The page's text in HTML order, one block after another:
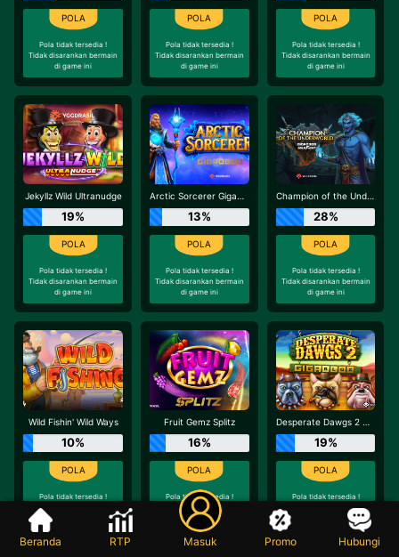
Pola tidak tersedia !
Tidak disarankan bermain
di game ini
Pola tidak tersedia !
Tidak disarankan bermain
di game ini
Pola tidak tersedia !
Tidak disarankan bermain
di game ini
Jekyllz Wild Ultranudge
19%
Pola tidak tersedia !
Tidak disarankan bermain
di game ini
Arctic Sorcerer Gigablox
13%
Pola tidak tersedia !
Tidak disarankan bermain
di game ini
Champion of the Underworld Gigablox Wild Fight
28%
Pola tidak tersedia !
Tidak disarankan bermain
di game ini
Wild Fishin' Wild Ways
10%
Pola tidak tersedia !
Tidak disarankan bermain
Fruit Gemz Splitz
16%
Pola tidak tersedia !
Tidak disarankan bermain
di game ini
Desperate Dawgs 2 Gigablox
19%
Pola tidak tersedia !
Tidak disarankan bermain
Beranda RTP Masuk Promo Hubungi